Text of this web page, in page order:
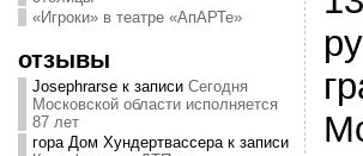
«Игроки» в театре «АпАРТе»
отзывы
Josephrarseк записи Сегодня
Московской области исполняется
87 лет
гора Дом Хундертвассерак записи